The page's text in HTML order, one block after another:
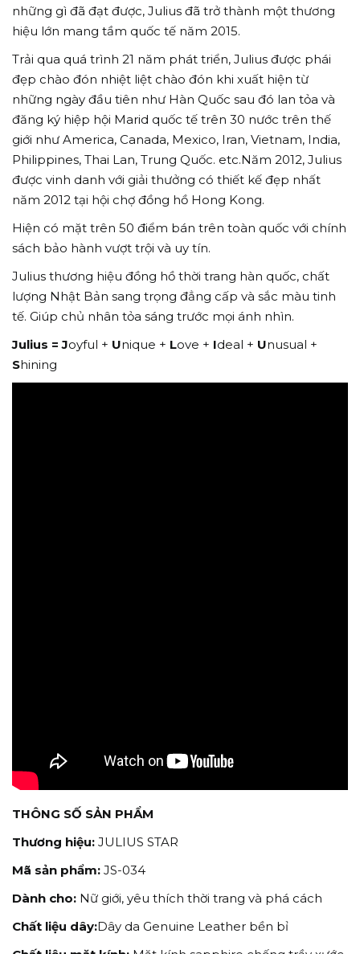
những gì đã đạt được, Julius đã trở thành một thương
hiệu lớn mang tầm quốc tế năm 2015.
Trải qua quá trình 21 năm phát triển, Julius được phái
đẹp chào đón nhiệt liệt chào đón khi xuất hiện từ
những ngày đầu tiên như Hàn Quốc sau đó lan tỏa và
đăng ký hiệp hội Marid quốc tế trên 30 nước trên thế
giới như America, Canada, Mexico, Iran, Vietnam, India,
Philippines, Thai Lan, Trung Quốc. etc.Năm 2012, Julius
được vinh danh với giải thưởng có thiết kế đẹp nhất
năm 2012 tại hội chợ đồng hồ Hong Kong.
Hiện có mặt trên 50 điểm bán trên toàn quốc với chính
sách bảo hành vượt trội và uy tín.
Julius thương hiệu đồng hồ thời trang hàn quốc, chất
lượng Nhật Bản sang trọng đẳng cấp và sắc màu tinh
tế. Giúp chủ nhân tỏa sáng trước mọi ánh nhìn.
Julius = Joyful + Unique + Love + Ideal + Unusual +
Shining
THÔNG SỐ SẢN PHẨM
Thương hiệu: JULIUS STAR
Mã sản phẩm: JS-034
Dành cho: Nữ giới, yêu thích thời trang và phá cách
Chất liệu dây:Dây da Genuine Leather bền bỉ